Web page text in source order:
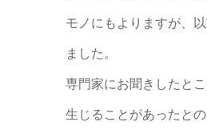
モノにもよりますが、
ました。
専門家にお聞きしたと
生じることがあったとの